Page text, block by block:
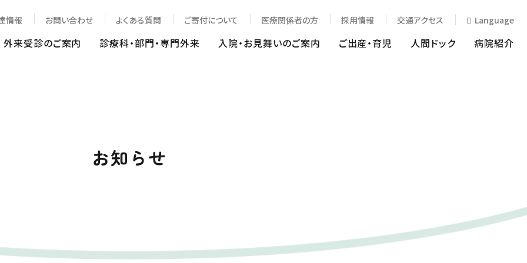
情報 お問い合わせ よくある質問 ご寄付について 医療関係者の方 採用情報 交通アクセス Language
外来受診のご案内 診療科・部門・専門外来 入院・お見舞いのご案内 ご出産・育児 人間ドック 病院紹介
お知らせ